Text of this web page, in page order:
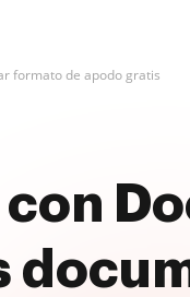
formato de apodo gratis